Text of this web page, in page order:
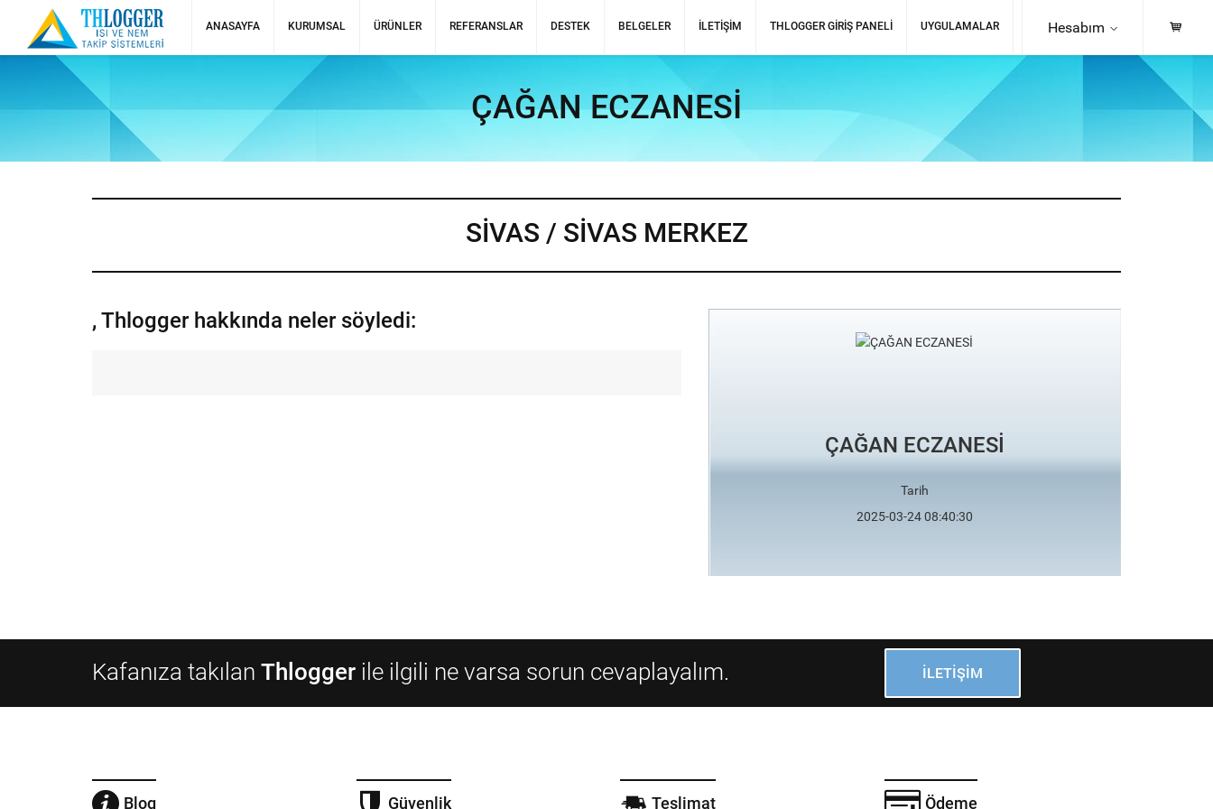
Hesabım
ANASAYFA KURUMSAL ÜRÜNLER REFERANSLAR DESTEK BELGELER İLETIŞIM THLOGGER GIRIŞ PANELI UYGULAMALAR
ÇAĞAN ECZANESİ
SİVAS / SİVAS MERKEZ
, Thlogger hakkında neler söyledi:
ÇAĞAN ECZANESİ
Tarih
2025-03-24 08:40:30
Kafanıza takılan Thlogger ile ilgili ne varsa sorun cevaplayalım. İLETIŞIM
Blog Güvenlik Teslimat Ödeme